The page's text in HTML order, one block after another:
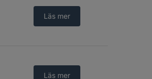
Läs mer
Läs mer